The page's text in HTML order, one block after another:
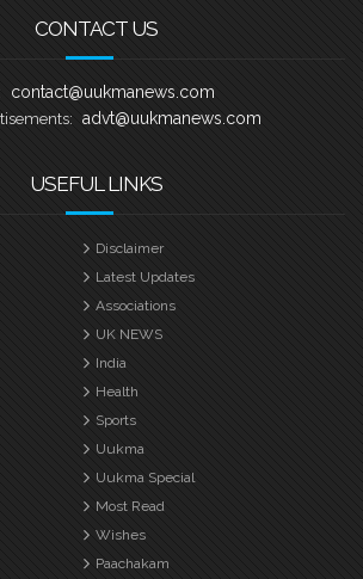
CONTACT US
contact@uukmanews.com
advt@uukmanews.com
USEFUL LINKS
Disclaimer
Latest Updates
Associations
UK NEWS
India
Health
Sports
Uukma
Uukma Special
Most Read
Wishes
Paachakam